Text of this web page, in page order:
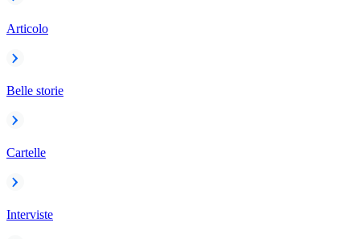
Articolo
Belle storie
Cartelle
Interviste